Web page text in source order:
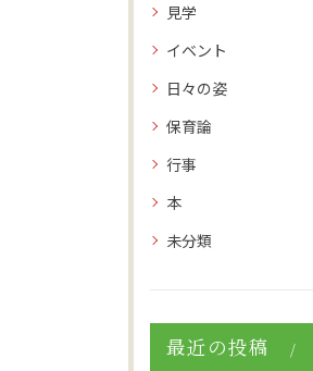
見学
イベント
日々の姿
保育論
行事
本
未分類
最近の投稿